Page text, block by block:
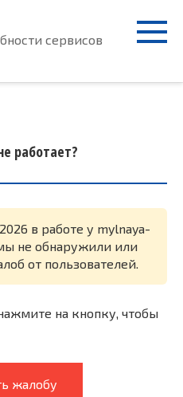
сервисов
работает?
в работе у mylnaya-
не обнаружили или
от пользователей.
на кнопку, чтобы
жалобу